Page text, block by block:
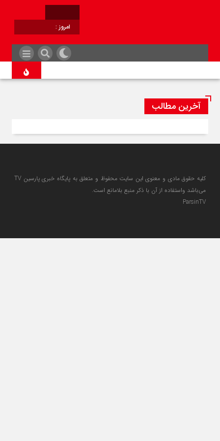
امروز :
آخرین مطالب
کلیه حقوق مادی و معنوی این سایت محفوظ و متعلق به پایگاه خبری پارسین TV
می‌باشد واستفاده از آن با ذکر منبع بلامانع است.
ParsinTV